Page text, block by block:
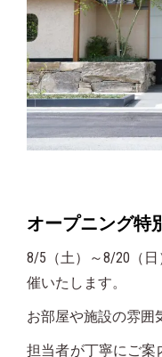
オープニング特
8/5（土）～8/20（
催いたします。
お部屋や施設の雰囲
担当者が丁寧にご案